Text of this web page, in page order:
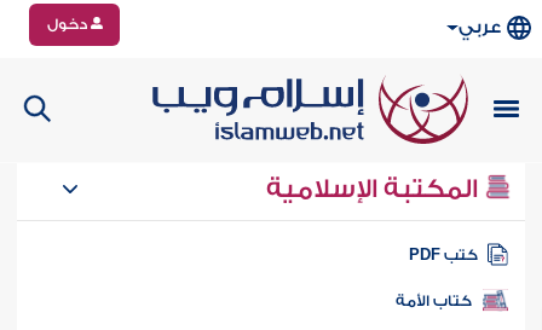
عربي دخول
المكتبة الإسلامية
كتب PDF